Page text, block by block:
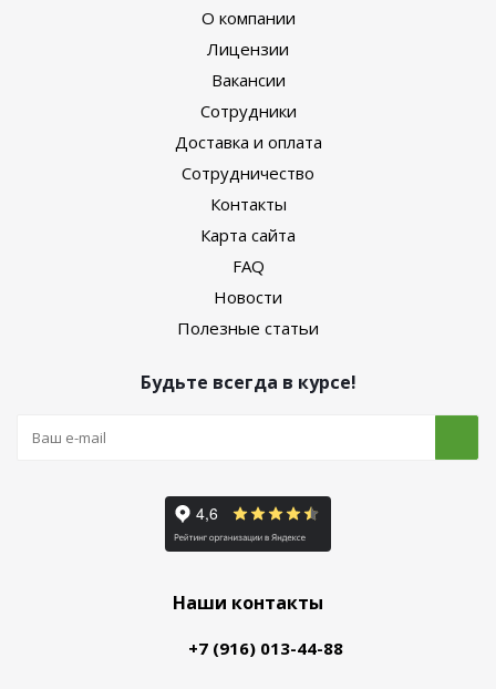
О компании
Лицензии
Вакансии
Сотрудники
Доставка и оплата
Сотрудничество
Контакты
Карта сайта
FAQ
Новости
Полезные статьи
Будьте всегда в курсе!
Наши контакты
+7 (916) 013-44-88